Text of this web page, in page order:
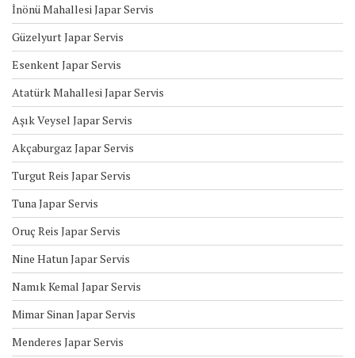
İnönü Mahallesi Japar Servis
Güzelyurt Japar Servis
Esenkent Japar Servis
Atatürk Mahallesi Japar Servis
Aşık Veysel Japar Servis
Akçaburgaz Japar Servis
Turgut Reis Japar Servis
Tuna Japar Servis
Oruç Reis Japar Servis
Nine Hatun Japar Servis
Namık Kemal Japar Servis
Mimar Sinan Japar Servis
Menderes Japar Servis